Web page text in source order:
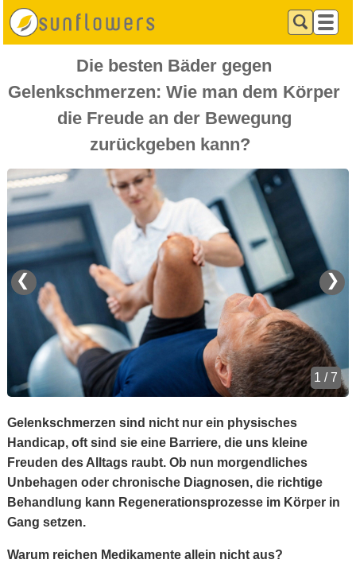
Die besten Bäder gegen
Gelenkschmerzen: Wie man dem Körper
die Freude an der Bewegung
zurückgeben kann?
❮ ❯
1 / 7
Gelenkschmerzen sind nicht nur ein physisches
Handicap, oft sind sie eine Barriere, die uns kleine
Freuden des Alltags raubt. Ob nun morgendliches
Unbehagen oder chronische Diagnosen, die richtige
Behandlung kann Regenerationsprozesse im Körper in
Gang setzen.
Warum reichen Medikamente allein nicht aus?